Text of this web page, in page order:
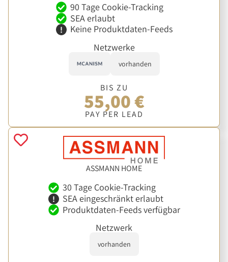
90 Tage Cookie-Tracking
SEA erlaubt
Keine Produktdaten-Feeds
Netzwerke
vorhanden
BIS ZU
55,00 €
PAY PER LEAD
ASSMANN HOME
30 Tage Cookie-Tracking
SEA eingeschränkt erlaubt
Produktdaten-Feeds verfügbar
Netzwerk
vorhanden